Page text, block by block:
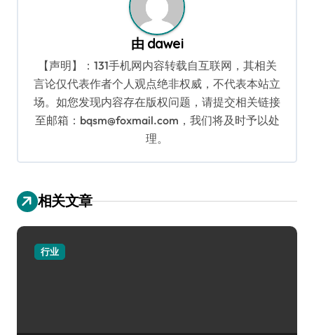
由 dawei
【声明】：131手机网内容转载自互联网，其相关
言论仅代表作者个人观点绝非权威，不代表本站立
场。如您发现内容存在版权问题，请提交相关链接
至邮箱：bqsm@foxmail.com，我们将及时予以处
理。
相关文章
行业